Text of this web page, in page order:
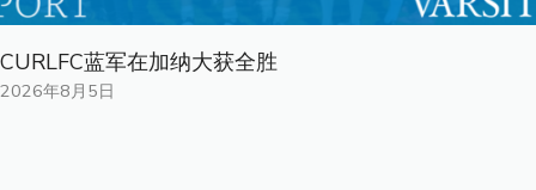
CURLFC蓝军在加纳大获全胜
2026年8月5日